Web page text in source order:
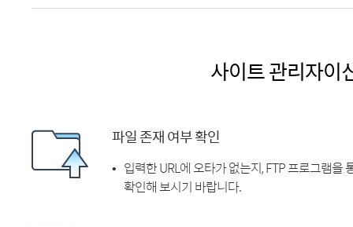
사이트 관리자이
파일 존재 여부 확인
입력한 URL에 오타가 없는지, FTP 프로그램
확인해 보시기 바랍니다.